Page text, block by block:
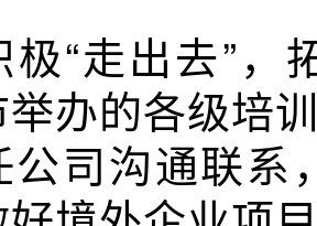
极“走出去”
办的各级培
公司沟通联系